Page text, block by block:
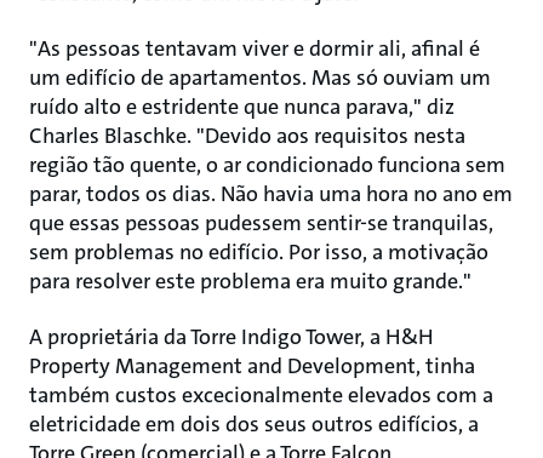
"As pessoas tentavam viver e dormir ali, afinal é
um edifício de apartamentos. Mas só ouviam um
ruído alto e estridente que nunca parava," diz
Charles Blaschke. "Devido aos requisitos nesta
região tão quente, o ar condicionado funciona sem
parar, todos os dias. Não havia uma hora no ano em
que essas pessoas pudessem sentir-se tranquilas,
sem problemas no edifício. Por isso, a motivação
para resolver este problema era muito grande."
A proprietária da Torre Indigo Tower, a H&H
Property Management and Development, tinha
também custos excecionalmente elevados com a
eletricidade em dois dos seus outros edifícios, a